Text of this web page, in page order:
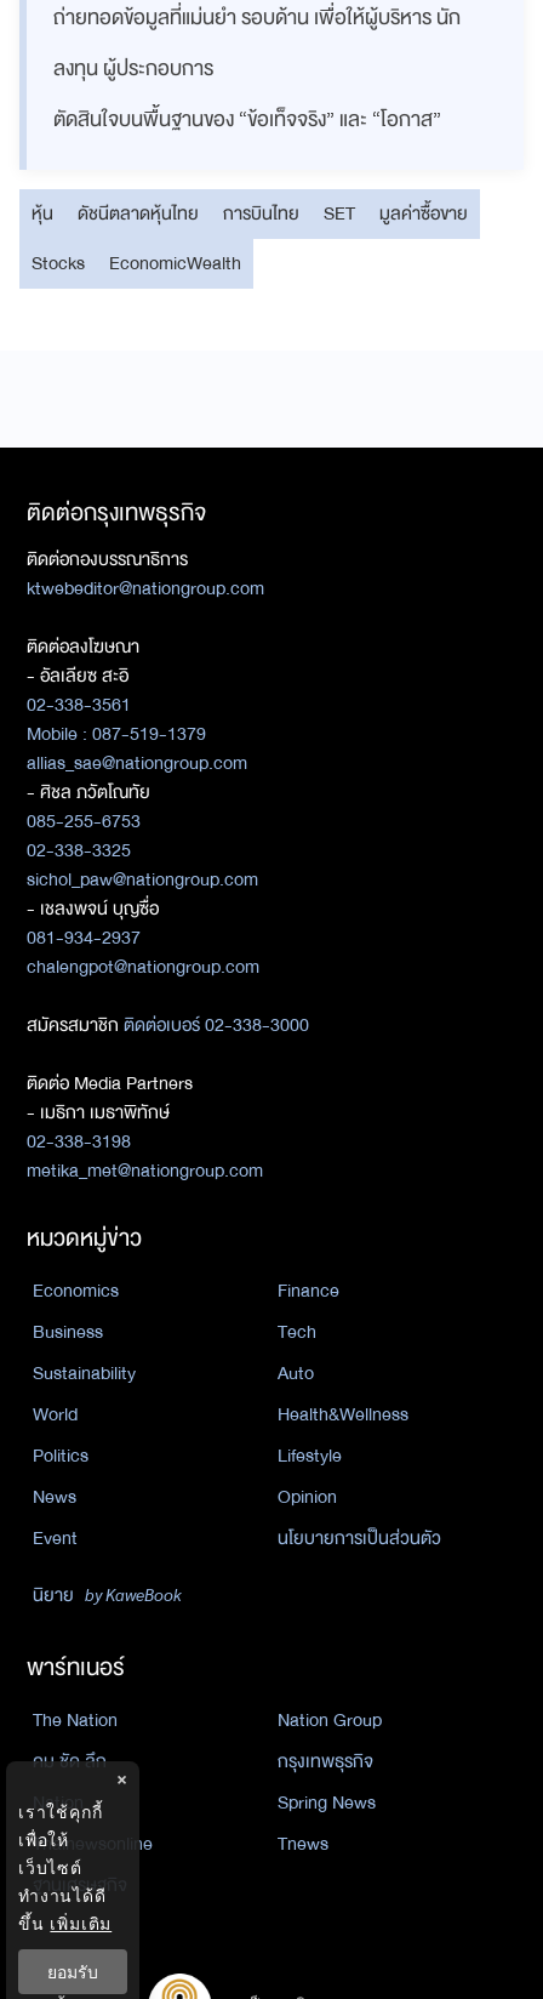
ถ่ายทอดข้อมูลที่แม่นยำ รอบด้าน เพื่อให้ผู้บริหาร นัก
ลงทุน ผู้ประกอบการ
ตัดสินใจบนพื้นฐานของ “ข้อเท็จจริง” และ “โอกาส”
หุ้น ดัชนีตลาดหุ้นไทย การบินไทย SET
มูลค่าซื้อขาย
Stocks
EconomicWealth
ติดต่อกรุงเทพธุรกิจ
ติดต่อกองบรรณาธิการ
ktwebeditor@nationgroup.com
ติดต่อลงโฆษณา
- อัลเลียซ สะอิ
02-338-3561
Mobile : 087-519-1379
allias_sae@nationgroup.com
- ศิชล ภวัตโณทัย
085-255-6753
02-338-3325
sichol_paw@nationgroup.com
- เชลงพจน์ บุญซื่อ
081-934-2937
chalengpot@nationgroup.com
สมัครสมาชิกติดต่อเบอร์ 02-338-3000
ติดต่อ Media Partners
- เมธิกา เมธาพิทักษ์
02-338-3198
metika_met@nationgroup.com
หมวดหมู่ข่าว
Economics
Finance
Business
Tech
Sustainability
Auto
World
Health&Wellness
Politics
Lifestyle
News
Opinion
Event
นโยบายการเป็นส่วนตัว
นิยาย by KaweBook
พาร์ทเนอร์
The Nation
Nation Group
คม ชัด ลึก
กรุงเทพธุรกิจ
Nation
Spring News
Thainewsonline
Tnews
ฐานเศรษฐกิจ
×
เราใช้คุกกี้
เพื่อให้
เว็บไซต์
ทำงานได้ดี
ขึ้น เพิ่มเติม
ยอมรับ